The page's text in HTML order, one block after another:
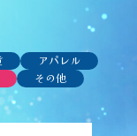
アパレル
その他